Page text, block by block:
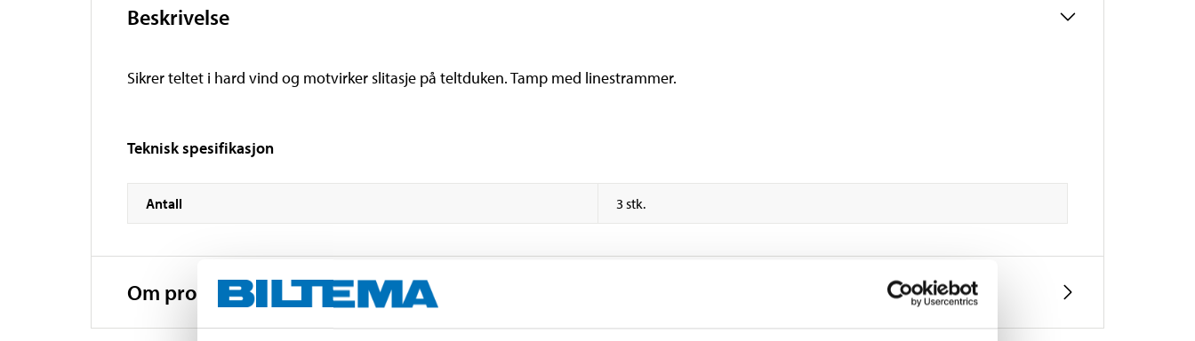
Beskrivelse
Sikrer teltet i hard vind og motvirker slitasje på teltduken. Tamp med linestrammer.
Teknisk spesifikasjon
Antall 3 stk.
Om produsenten